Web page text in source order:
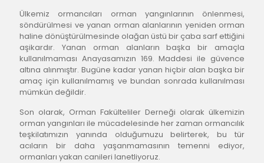
Ülkemiz ormancıları orman yangınlarının önlenmesi,
söndürülmesi ve yanan orman alanlarının yeniden orman
haline dönüştürülmesinde olağan üstü bir çaba sarf ettiğini
aşikardır. Yanan orman alanların başka bir amaçla
kullanılmaması Anayasamızın 169. Maddesi ile güvence
altına alınmıştır. Bugüne kadar yanan hiçbir alan başka bir
amaç için kullanılmamış ve bundan sonrada kullanılması
mümkün değildir.
Son olarak, Orman Fakülteliler Derneği olarak ülkemizin
orman yangınları ile mücadelesinde her zaman ormancılık
teşkilatımızın yanında olduğumuzu belirterek, bu tür
acıların bir daha yaşanmamasının temenni ediyor,
ormanları yakan canileri lanetliyoruz.